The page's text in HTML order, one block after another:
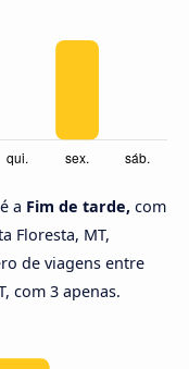
a Fim de tarde, com
Floresta, MT,
de viagens entre
com 3 apenas.